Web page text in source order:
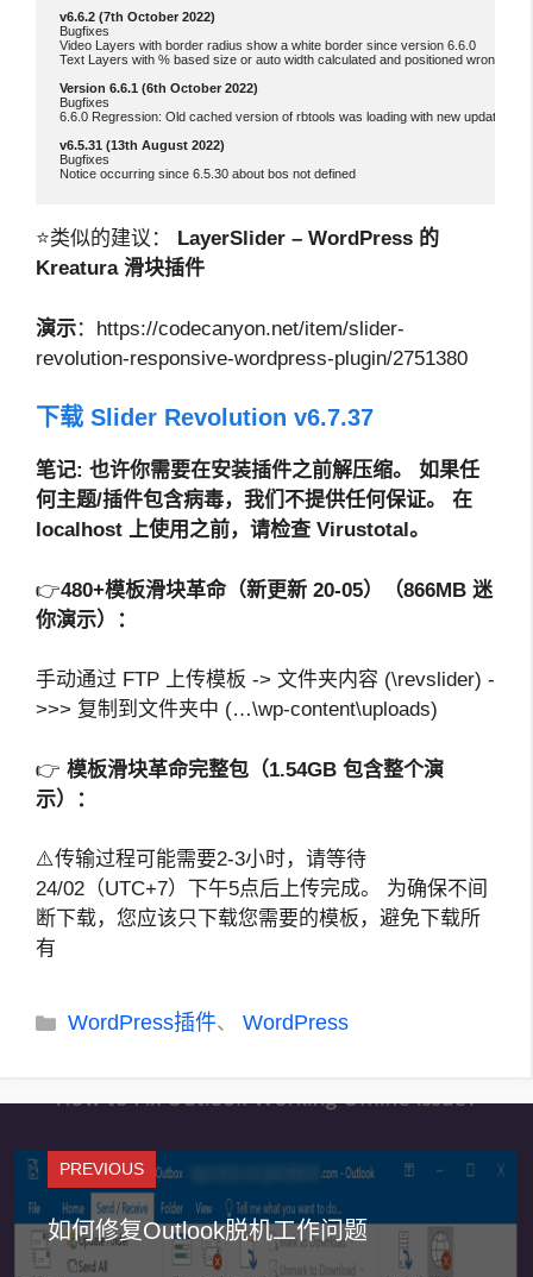
Bugfixes
Video Layers with border radius show a white border since version 6.6.0
Text Layers with % based size or auto width calculated and positioned wrong in
Bugfixes
6.6.0 Regression: Old cached version of rbtools was loading with new update
Bugfixes
⭐类似的建议：
LayerSlider – WordPress 的
Kreatura 滑块插件
演示：https://codecanyon.net/item/slider-
revolution-responsive-wordpress-plugin/2751380
下载 Slider Revolution v6.7.37
笔记: 也许你需要在安装插件之前解压缩。 如果任
何主题/插件包含病毒，我们不提供任何保证。 在
localhost 上使用之前，请检查 Virustotal。
👉480+模板滑块革命（新更新 20-05）（866MB 迷
你演示）：
手动通过 FTP 上传模板 -> 文件夹内容 (\revslider) -
>>> 复制到文件夹中 (…\wp-content\uploads)
👉 模板滑块革命完整包（1.54GB 包含整个演
示）：
⚠️传输过程可能需要2-3小时，请等待
24/02（UTC+7）下午5点后上传完成。 为确保不间
断下载，您应该只下载您需要的模板，避免下载所
有
分
WordPress插件、WordPress
PREVIOUS
如何修复Outlook脱机工作问题